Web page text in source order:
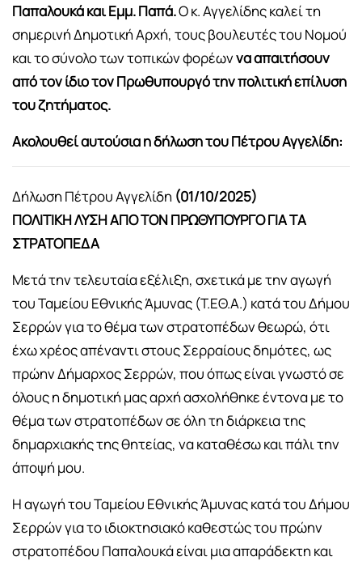
Παπαλουκά και Εμμ. Παπά.Ο κ. Αγγελίδης καλεί τη
σημερινή Δημοτική Αρχή, τους βουλευτές του Νομού
και το σύνολο των τοπικών φορέωννα απαιτήσουν
από τον ίδιο τον Πρωθυπουργό την πολιτική επίλυση
του ζητήματος.
Ακολουθεί αυτούσια η δήλωση του Πέτρου Αγγελίδη:
Δήλωση Πέτρου Αγγελίδη (01/10/2025)
ΠΟΛΙΤΙΚΗ ΛΥΣΗ ΑΠΟ ΤΟΝ ΠΡΩΘΥΠΟΥΡΓΟ ΓΙΑ ΤΑ
ΣΤΡΑΤΟΠΕΔΑ
Μετά την τελευταία εξέλιξη, σχετικά με την αγωγή
του Ταμείου Εθνικής Άμυνας (Τ.ΕΘ.Α.) κατά του Δήμου
Σερρών για το θέμα των στρατοπέδων θεωρώ, ότι
έχω χρέος απέναντι στους Σερραίους δημότες, ως
πρώην Δήμαρχος Σερρών, που όπως είναι γνωστό σε
όλους η δημοτική μας αρχή ασχολήθηκε έντονα με το
θέμα των στρατοπέδων σε όλη τη διάρκεια της
δημαρχιακής της θητείας, να καταθέσω και πάλι την
άποψή μου.
Η αγωγή του Ταμείου Εθνικής Άμυνας κατά του Δήμου
Σερρών για το ιδιοκτησιακό καθεστώς του πρώην
στρατοπέδου Παπαλουκά είναι μια απαράδεκτη και